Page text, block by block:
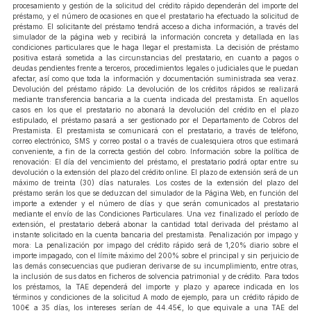
procesamiento y gestión de la solicitud del crédito rápido dependerán del importe del
préstamo, y el número de ocasiones en que el prestatario ha efectuado la solicitud de
préstamo. El solicitante del préstamo tendrá acceso a dicha información, a través del
simulador de la página web y recibirá la información concreta y detallada en las
condiciones particulares que le haga llegar el prestamista. La decisión de préstamo
positiva estará sometida a las circunstancias del prestatario, en cuanto a pagos o
deudas pendientes frente a terceros, procedimientos legales o judiciales que le puedan
afectar, así como que toda la información y documentación suministrada sea veraz.
Devolución del préstamo rápido: La devolución de los créditos rápidos se realizará
mediante transferencia bancaria a la cuenta indicada del prestamista. En aquellos
casos en los que el prestatario no abonará la devolución del crédito en el plazo
estipulado, el préstamo pasará a ser gestionado por el Departamento de Cobros del
Prestamista. El prestamista se comunicará con el prestatario, a través de teléfono,
correo electrónico, SMS y correo postal o a través de cualesquiera otros que estimará
conveniente, a fin de la correcta gestión del cobro. Información sobre la política de
renovación: El día del vencimiento del préstamo, el prestatario podrá optar entre su
devolución o la extensión del plazo del crédito online. El plazo de extensión será de un
máximo de treinta (30) días naturales. Los costes de la extensión del plazo del
préstamo serán los que se deduzcan del simulador de la Página Web, en función del
importe a extender y el número de días y que serán comunicados al prestatario
mediante el envío de las Condiciones Particulares. Una vez finalizado el período de
extensión, el prestatario deberá abonar la cantidad total derivada del préstamo al
instante solicitado en la cuenta bancaria del prestamista. Penalización por impago y
mora: La penalización por impago del crédito rápido será de 1,20% diario sobre el
importe impagado, con el límite máximo del 200% sobre el principal y sin perjuicio de
las demás consecuencias que pudieran derivarse de su incumplimiento, entre otras,
la inclusión de sus datos en ficheros de solvencia patrimonial y de crédito. Para todos
los préstamos, la TAE dependerá del importe y plazo y aparece indicada en los
términos y condiciones de la solicitud A modo de ejemplo, para un crédito rápido de
100€ a 35 días, los intereses serían de 44.45€, lo que equivale a una TAE del